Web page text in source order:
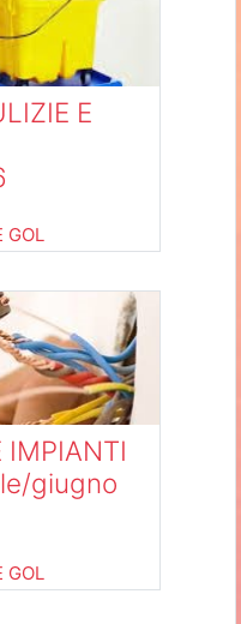
E
GOL
IMPIANTI
giugno
GOL